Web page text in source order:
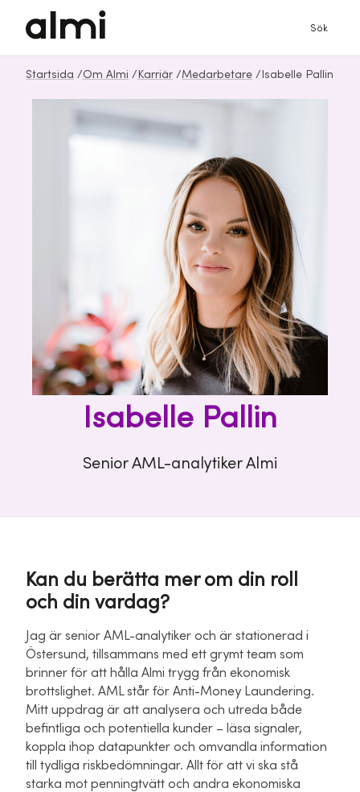
Sök
Startsida /Om Almi / Karriär /Medarbetare / Isabelle Pallin
Isabelle Pallin
Senior AML-analytiker Almi
Kan du berätta mer om din roll
och din vardag?
Jag är senior AML-analytiker och är stationerad i
Östersund, tillsammans med ett grymt team som
brinner för att hålla Almi trygg från ekonomisk
brottslighet. AML står för Anti-Money Laundering.
Mitt uppdrag är att analysera och utreda både
befintliga och potentiella kunder – läsa signaler,
koppla ihop datapunkter och omvandla information
till tydliga riskbedömningar. Allt för att vi ska stå
starka mot penningtvätt och andra ekonomiska